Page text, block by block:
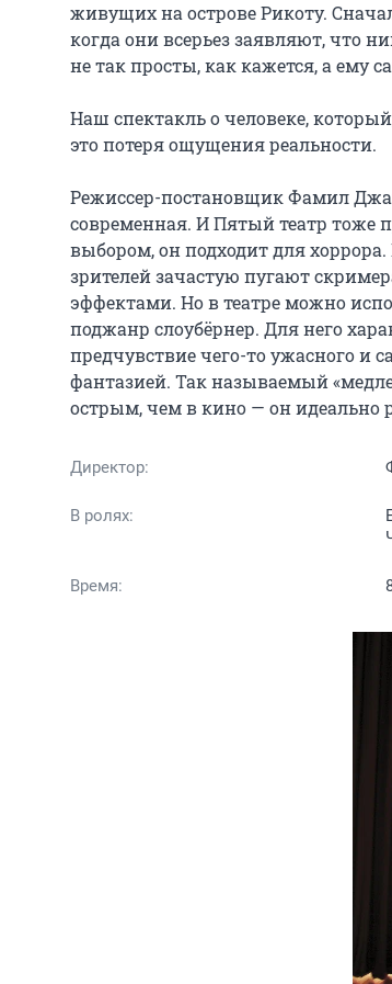
живущих на острове Рикоту.
когда они всерьез заявляют, что
не так просты, как кажется, а ему
Наш спектакль о человеке,
это потеря ощущения реальности.
Режиссер-постановщик Фамил
современная. И Пятый театр тоже
выбором, он подходит для
зрителей зачастую пугают
эффектами. Но в театре можно
поджанр слоубёрнер. Для него
предчувствие чего-то ужасного и
фантазией. Так называемый
острым, чем в кино — он идеально
Директор:
В ролях:
Время: